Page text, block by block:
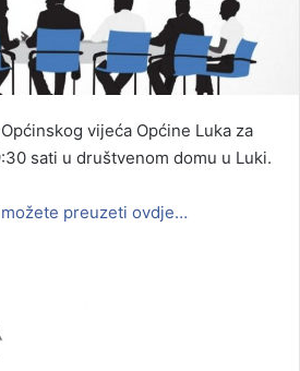
vijeća Općine Luka za
sati u društvenom domu u Luki.
preuzeti ovdje…